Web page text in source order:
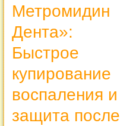
Метромидин
Дента»:
Быстрое
купирование
воспаления и
защита после